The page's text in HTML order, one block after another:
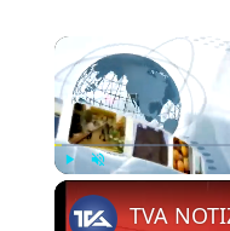
Play Unmute